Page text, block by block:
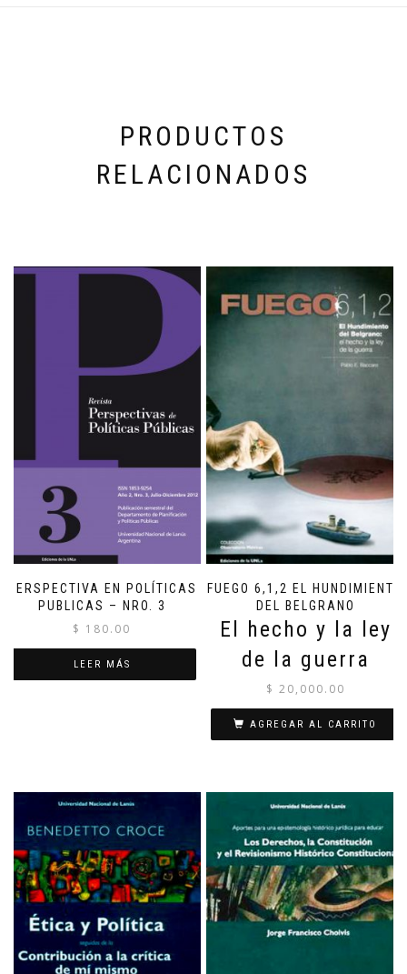
PRODUCTOS
RELACIONADOS
PERSPECTIVA EN POLÍTICAS
PUBLICAS – NRO. 3
$ 180.00
LEER MÁS
FUEGO 6,1,2 EL HUNDIMIENTO
DEL BELGRANO
El hecho y la ley
de la guerra
$ 20,000.00
AGREGAR AL CARRITO